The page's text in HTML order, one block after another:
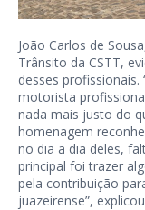
João Carlos de
Trânsito da CSTT,
desses
motorista
nada mais justo do
homenagem
no dia a dia deles,
principal foi trazer
pela contribuição
juazeirense”,